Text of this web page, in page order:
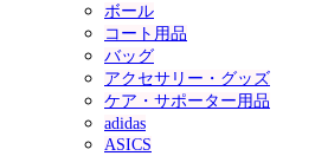
ボール
コート用品
バッグ
アクセサリー・グッズ
ケア・サポーター用品
adidas
ASICS